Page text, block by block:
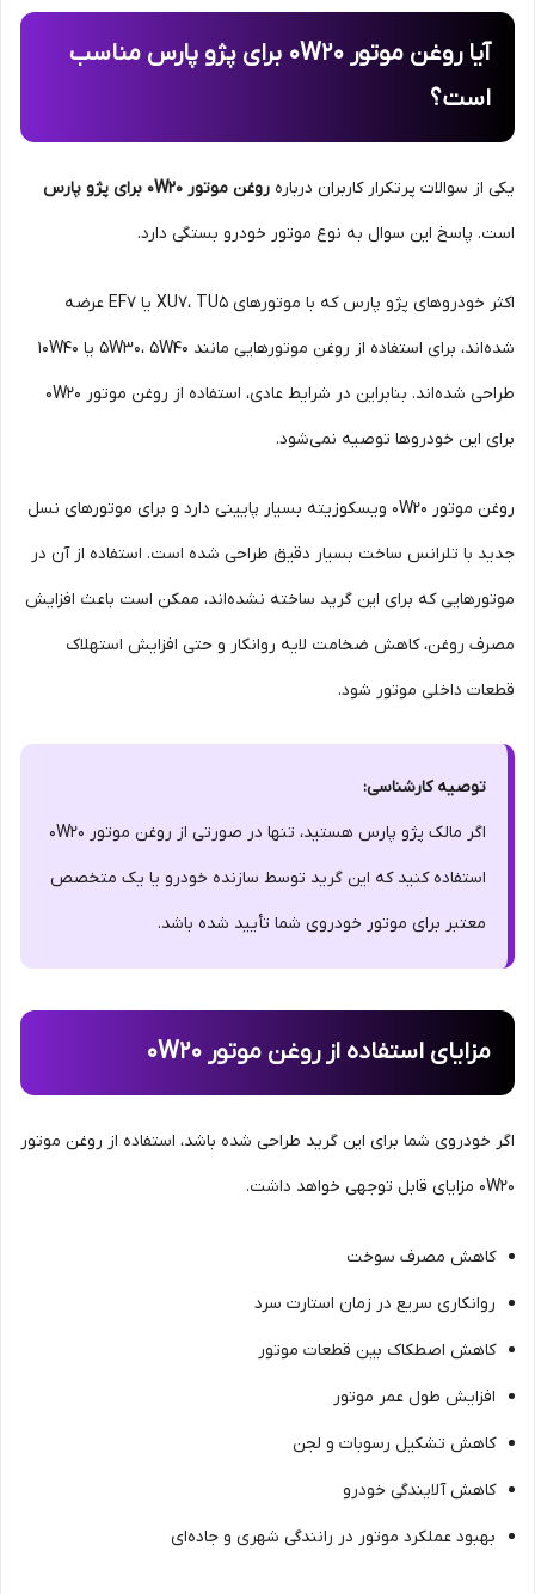
آیا روغن موتور 0W20 برای پژو پارس مناسب
است؟
یکی از سوالات پرتکرار کاربران درباره روغن موتور 0W20 برای پژو پارس
است. پاسخ این سوال به نوع موتور خودرو بستگی دارد.
اکثر خودروهای پژو پارس که با موتورهای XU7، TU5 یا EF7 عرضه
شده‌اند، برای استفاده از روغن موتورهایی مانند 5W30، 5W40 یا 10W40
طراحی شده‌اند. بنابراین در شرایط عادی، استفاده از روغن موتور 0W20
برای این خودروها توصیه نمی‌شود.
روغن موتور 0W20 ویسکوزیته بسیار پایینی دارد و برای موتورهای نسل
جدید با تلرانس ساخت بسیار دقیق طراحی شده است. استفاده از آن در
موتورهایی که برای این گرید ساخته نشده‌اند، ممکن است باعث افزایش
مصرف روغن، کاهش ضخامت لایه روانکار و حتی افزایش استهلاک
قطعات داخلی موتور شود.
توصیه کارشناسی:
اگر مالک پژو پارس هستید، تنها در صورتی از روغن موتور 0W20
استفاده کنید که این گرید توسط سازنده خودرو یا یک متخصص
معتبر برای موتور خودروی شما تأیید شده باشد.
مزایای استفاده از روغن موتور 0W20
اگر خودروی شما برای این گرید طراحی شده باشد، استفاده از روغن موتور
0W20 مزایای قابل توجهی خواهد داشت.
کاهش مصرف سوخت
روانکاری سریع در زمان استارت سرد
کاهش اصطکاک بین قطعات موتور
افزایش طول عمر موتور
کاهش تشکیل رسوبات و لجن
کاهش آلایندگی خودرو
بهبود عملکرد موتور در رانندگی شهری و جاده‌ای